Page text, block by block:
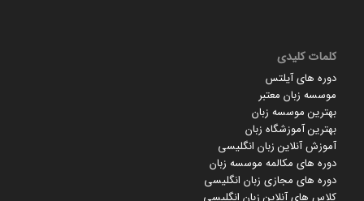
کلمات کلیدی
دوره های آیلتس
موسسه زبان معتبر
بهترین موسسه زبان
بهترین آموزشگاه زبان
آموزش آنلاین زبان انگلیسی
دوره های مکالمه موسسه زبان
دوره های مجازی زبان انگلیسی
کلاس های آنلاین زبان انگلیسی